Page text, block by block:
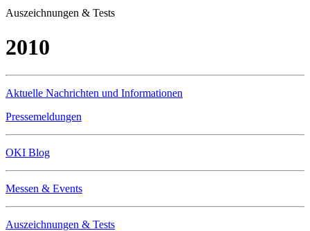
Auszeichnungen & Tests
2010
Aktuelle Nachrichten und Informationen
Pressemeldungen
OKI Blog
Messen & Events
Auszeichnungen & Tests